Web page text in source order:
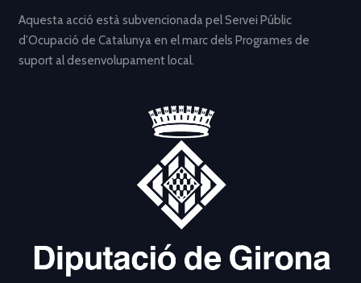
Aquesta acció està subvencionada pel Servei Públic
d’Ocupació de Catalunya en el marc dels Programes de
suport al desenvolupament local.